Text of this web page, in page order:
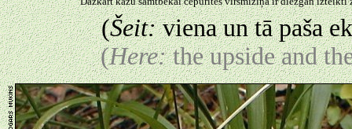
(Šeit:viena un tā paša
(Here:the upside and